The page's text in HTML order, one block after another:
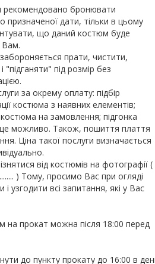
рекомендовано бронювати
призначеної дати, тільки в цьому
що даний костюм буде
Вам.
прати, чистити,
під розмір без
за окрему оплату: підбір
костюма з наявних елементів;
на замовлення; підгонка
можливо. Також, пошиття плаття
Ціна такої послуги визначається
від костюмів на фотографії (
) Тому, просимо Вас при огляді
узгодити всі запитання, які у Вас
на прокат можна після 18:00 перед
до пункту прокату до 16:00 в